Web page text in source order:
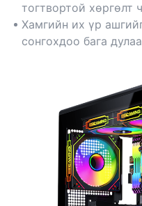
ялгаруулж,
гүйцэтгэлийг
тогтвортой хөргөлт
нэгэн зэрэг
Хамгийн их үр
сонгохдоо бага